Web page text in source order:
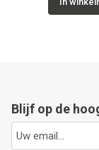
Blijf op de